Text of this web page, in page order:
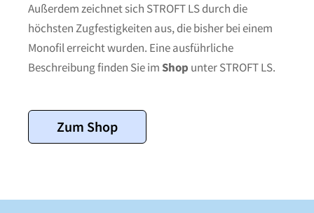
Außerdem zeichnet sich STROFT LS durch die
höchsten Zugfestigkeiten aus, die bisher bei einem
Monofil erreicht wurden. Eine ausführliche
Beschreibung finden Sie imShop unter STROFT LS.
Zum Shop